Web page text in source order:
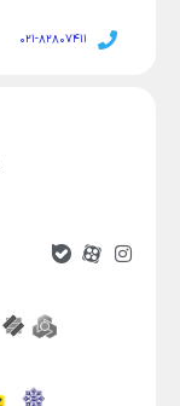
021-82807411